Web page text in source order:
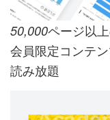
50,000ページ以
会員限定コンテ
読み放題